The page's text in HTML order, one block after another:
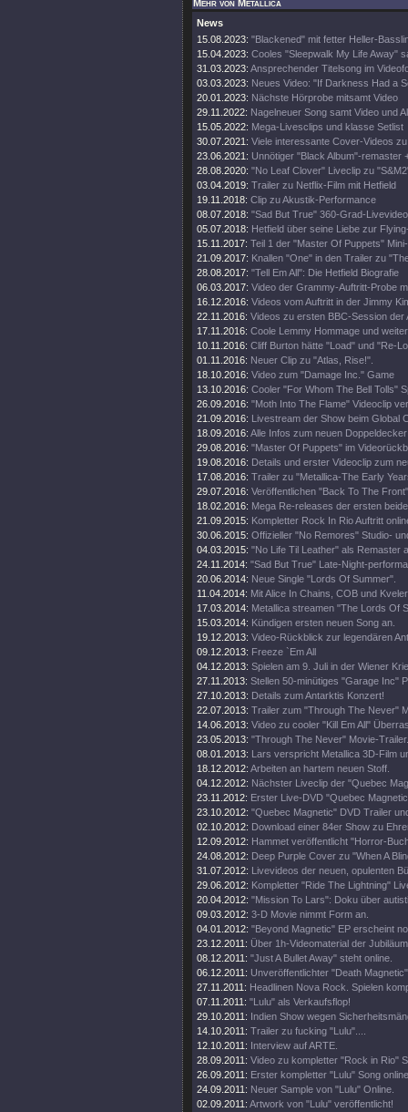
Mehr von Metallica
News
15.08.2023: "Blackened" mit fetter Heller-
15.04.2023: Cooles "Sleepwalk My Life Away"
31.03.2023: Ansprechender Titelsong im
03.03.2023: Neues Video: "If Darkness Had a
20.01.2023: Nächste Hörprobe mitsamt Video
29.11.2022: Nagelneuer Song samt Video und
15.05.2022: Mega-Livesclips und klasse Setlist
30.07.2021: Viele interessante Cover-Videos
23.06.2021: Unnötiger "Black Album"-remaster
28.08.2020: "No Leaf Clover" Liveclip zu
03.04.2019: Trailer zu Netflix-Film mit Hetfield
19.11.2018: Clip zu Akustik-Performance
08.07.2018: "Sad But True" 360-Grad-Livevideo
05.07.2018: Hetfield über seine Liebe zur
15.11.2017: Teil 1 der "Master Of Puppets"
21.09.2017: Knallen "One" in den Trailer zu
28.08.2017: "Tell Em All": Die Hetfield Biografie
06.03.2017: Video der Grammy-Auftritt-Probe
16.12.2016: Videos vom Auftritt in der Jimmy
22.11.2016: Videos zu ersten BBC-Session der
17.11.2016: Coole Lemmy Hommage und
10.11.2016: Cliff Burton hätte "Load" und "Re-
01.11.2016: Neuer Clip zu "Atlas, Rise!".
18.10.2016: Video zum "Damage Inc." Game
13.10.2016: Cooler "For Whom The Bell Tolls"
26.09.2016: "Moth Into The Flame" Videoclip
21.09.2016: Livestream der Show beim Global
18.09.2016: Alle Infos zum neuen
29.08.2016: "Master Of Puppets" im
19.08.2016: Details und erster Videoclip zum
17.08.2016: Trailer zu "Metallica-The Early
29.07.2016: Veröffentlichen "Back To The
18.02.2016: Mega Re-releases der ersten
21.09.2015: Kompletter Rock In Rio Auftritt
30.06.2015: Offizieller "No Remores" Studio-
04.03.2015: "No Life Til Leather" als Remaster
24.11.2014: "Sad But True" Late-Night-
20.06.2014: Neue Single "Lords Of Summer".
11.04.2014: Mit Alice In Chains, COB und
17.03.2014: Metallica streamen "The Lords Of
15.03.2014: Kündigen ersten neuen Song an.
19.12.2013: Video-Rückblick zur legendären
09.12.2013: Freeze `Em All
04.12.2013: Spielen am 9. Juli in der Wiener
27.11.2013: Stellen 50-minütiges "Garage Inc"
27.10.2013: Details zum Antarktis Konzert!
22.07.2013: Trailer zum "Through The Never"
14.06.2013: Video zu cooler "Kill Em All"
23.05.2013: "Through The Never" Movie-Trailer.
08.01.2013: Lars verspricht Metallica 3D-Film
18.12.2012: Arbeiten an hartem neuen Stoff.
04.12.2012: Nächster Liveclip der "Quebec
23.11.2012: Erster Live-DVD "Quebec
23.10.2012: "Quebec Magnetic" DVD Trailer
02.10.2012: Download einer 84er Show zu
12.09.2012: Hammet veröffentlicht "Horror-
24.08.2012: Deep Purple Cover zu "When A
31.07.2012: Livevideos der neuen, opulenten
29.06.2012: Kompletter "Ride The Lightning"
20.04.2012: "Mission To Lars": Doku über
09.03.2012: 3-D Movie nimmt Form an.
04.01.2012: "Beyond Magnetic" EP erscheint
23.12.2011: Über 1h-Videomaterial der
08.12.2011: "Just A Bullet Away" steht online.
06.12.2011: Unveröffentlichter "Death
27.11.2011: Headlinen Nova Rock. Spielen
07.11.2011: "Lulu" als Verkaufsflop!
29.10.2011: Indien Show wegen
14.10.2011: Trailer zu fucking "Lulu"....
12.10.2011: Interview auf ARTE.
28.09.2011: Video zu kompletter "Rock in Rio"
26.09.2011: Erster kompletter "Lulu" Song
24.09.2011: Neuer Sample von "Lulu" Online.
02.09.2011: Artwork von "Lulu" veröffentlicht!